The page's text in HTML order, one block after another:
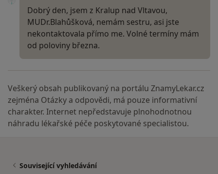
Dobrý den, jsem z Kralup nad Vltavou,
MUDr.Blahůšková, nemám sestru, asi jste
nekontaktovala přímo me. Volné termíny mám
od poloviny března.
Veškerý obsah publikovaný na portálu ZnamyLekar.cz
zejména Otázky a odpovědi, má pouze informativní
charakter. Internet nepředstavuje plnohodnotnou
náhradu lékařské péče poskytované specialistou.
Související vyhledávání